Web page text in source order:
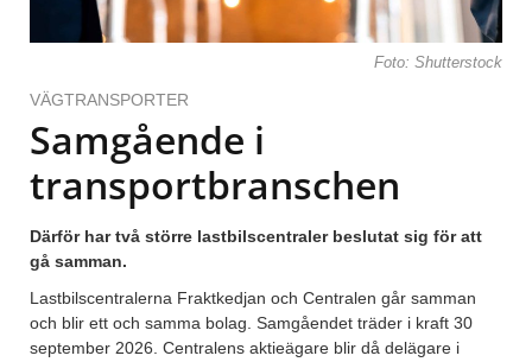
Foto: Shutterstock
VÄGTRANSPORTER
Samgående i
transportbranschen
Därför har två större lastbilscentraler beslutat sig för att
gå samman.
Lastbilscentralerna Fraktkedjan och Centralen går samman
och blir ett och samma bolag. Samgåendet träder i kraft 30
september 2026. Centralens aktieägare blir då delägare i